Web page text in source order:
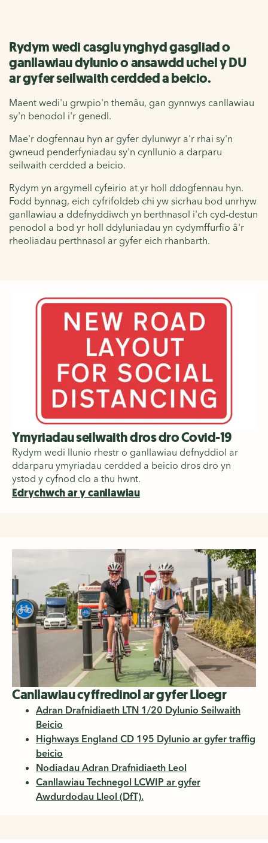
Rydym wedi casglu ynghyd gasgliad o
ganllawiau dylunio o ansawdd uchel y DU
ar gyfer seilwaith cerdded a beicio.
Maent wedi'u grwpio'n themâu, gan gynnwys canllawiau
sy'n benodol i'r genedl.
Mae'r dogfennau hyn ar gyfer dylunwyr a'r rhai sy'n
gwneud penderfyniadau sy'n cynllunio a darparu
seilwaith cerdded a beicio.
Rydym yn argymell cyfeirio at yr holl ddogfennau hyn.
Fodd bynnag, eich cyfrifoldeb chi yw sicrhau bod unrhyw
ganllawiau a ddefnyddiwch yn berthnasol i'ch cyd-destun
penodol a bod yr holl ddyluniadau yn cydymffurfio â'r
rheoliadau perthnasol ar gyfer eich rhanbarth.
Ymyriadau seilwaith dros dro Covid-19
Rydym wedi llunio rhestr o ganllawiau defnyddiol ar
ddarparu ymyriadau cerdded a beicio dros dro yn
ystod y cyfnod clo a thu hwnt.
Edrychwch ar y canllawiau
Canllawiau cyffredinol ar gyfer Lloegr
Adran Drafnidiaeth LTN 1/20 Dylunio Seilwaith
Beicio
Highways England CD 195 Dylunio ar gyfer traffig
beicio
Nodiadau Adran Drafnidiaeth Leol
Canllawiau Technegol LCWIP ar gyfer
Awdurdodau Lleol (DfT).